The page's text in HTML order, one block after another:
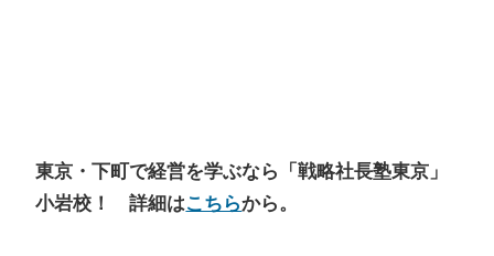
東京・下町で経営を学ぶなら「戦略社長塾東京」
小岩校！ 詳細はこちらから。